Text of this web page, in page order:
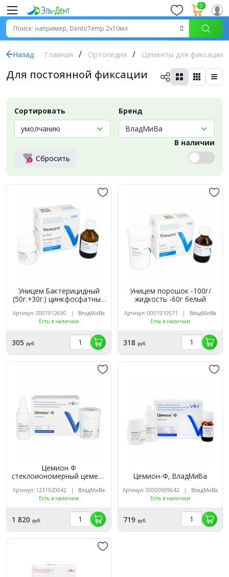
0
Назад Главная Ортопедия Цементы для фиксации
Для постоянной фиксации
Сортировать Бренд
Сбросить
В наличии
Уницем Бактерицидный
(50г.+30г.) цинкфосфатный
Артикул: 0001912690 | ВладМиВа
Есть в наличии
305 руб.
Уницем порошок -100г/
жидкость -60г белый
Артикул: 0001910571 | ВладМиВа
Есть в наличии
318 руб.
Цемион Ф
стеклоиономерный цемент
Артикул: 1231920642 | ВладМиВа
Есть в наличии
1 820 руб.
Цемион-Ф, ВладМиВа
Артикул: 00000909642 | ВладМиВа
Есть в наличии
719 руб.